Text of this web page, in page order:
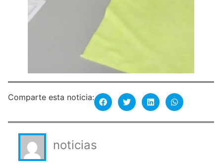
Comparte esta noticia:
noticias